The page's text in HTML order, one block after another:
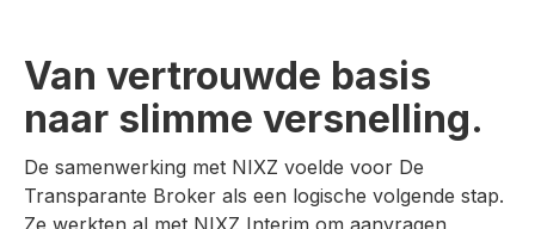
Van vertrouwde basis
naar slimme versnelling.
De samenwerking met NIXZ voelde voor De
Transparante Broker als een logische volgende stap.
Ze werkten al met NIXZ Interim om aanvragen